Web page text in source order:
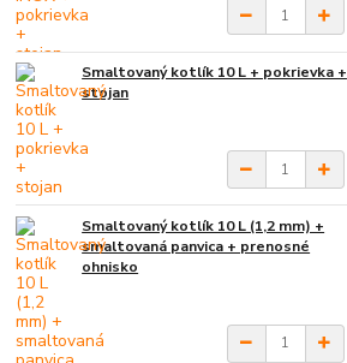
Smaltovaný kotlík 10 L + pokrievka +
stojan
Smaltovaný kotlík 10 L (1,2 mm) +
smaltovaná panvica + prenosné
ohnisko